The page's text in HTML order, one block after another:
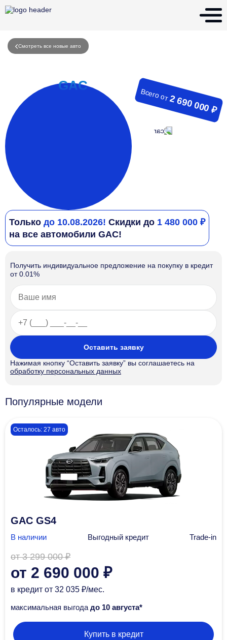
Смотреть все новые авто
Всего от2 690 000 ₽
Только до 10.08.2026! Скидки до 1 480 000 ₽
на все автомобили GAC!
Получить индивидуальное предложение на покупку в кредит
от 0.01%
Оставить заявку
Нажимая кнопку “Оставить заявку” вы соглашаетесь на
обработку персональных данных
Популярные модели
Осталось: 27 авто
GAC GS4
В наличии Выгодный кредит Trade-in
от 3 299 000 ₽
от 2 690 000 ₽
в кредит от 32 035 ₽/мec.
максимальная выгода до 10 августа*
Купить в кредит